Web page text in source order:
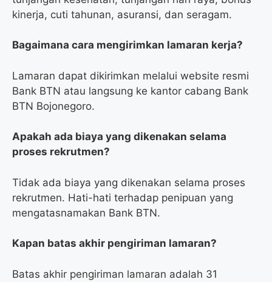
kinerja, cuti tahunan, asuransi, dan seragam.
Bagaimana cara mengirimkan lamaran kerja?
Lamaran dapat dikirimkan melalui website resmi
Bank BTN atau langsung ke kantor cabang Bank
BTN Bojonegoro.
Apakah ada biaya yang dikenakan selama
proses rekrutmen?
Tidak ada biaya yang dikenakan selama proses
rekrutmen. Hati-hati terhadap penipuan yang
mengatasnamakan Bank BTN.
Kapan batas akhir pengiriman lamaran?
Batas akhir pengiriman lamaran adalah 31